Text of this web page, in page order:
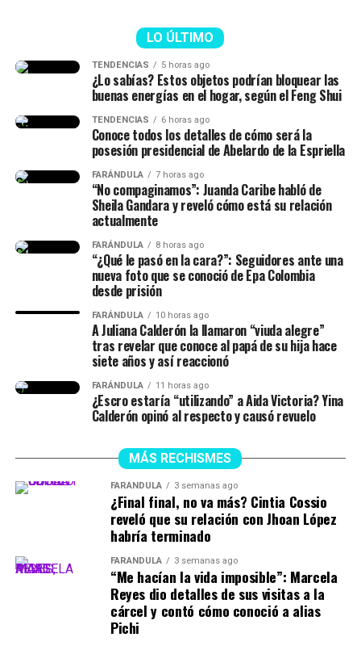
— Abelardo De La
(@ABDELAESPRIELLA)
August 5, 2026
líquidos”, manifestó.
Finalmente, las imágenes de Isabella no tardaron en
viralizarse, y las personas le agradecieron por mostrar la
realidad que viven muchas mujeres en un postparto.
@isalavenezolanaate abrazo!! se q es duro no dormir pero
dar vida es renacer, míralo como una segunda oportunidad
para hacerlo bien, o mejor
♬ original sound –
ISABELLA LADERA
LO ÚLTIMO
TENDENCIAS 5 horas ago
¿Lo sabías? Estos objetos podrían bloquear las
buenas energías en el hogar, según el Feng Shui
TENDENCIAS 6 horas ago
Conoce todos los detalles de cómo será la
posesión presidencial de Abelardo de la Espriella
FARÁNDULA 7 horas ago
“No compaginamos”: Juanda Caribe habló de
Sheila Gandara y reveló cómo está su relación
actualmente
FARÁNDULA 8 horas ago
“¿Qué le pasó en la cara?”: Seguidores ante una
nueva foto que se conoció de Epa Colombia
desde prisión
FARÁNDULA 10 horas ago
A Juliana Calderón la llamaron “viuda alegre”
tras revelar que conoce al papá de su hija hace
siete años y así reaccionó
FARÁNDULA 11 horas ago
¿Escro estaría “utilizando” a Aida Victoria? Yina
Calderón opinó al respecto y causó revuelo
MÁS RECHISMES
FARÁNDULA 3 semanas ago
¿Final final, no va más? Cintia Cossio
reveló que su relación con Jhoan López
habría terminado
FARÁNDULA 3 semanas ago
“Me hacían la vida imposible”: Marcela
Reyes dio detalles de sus visitas a la
cárcel y contó cómo conoció a alias
Pichi